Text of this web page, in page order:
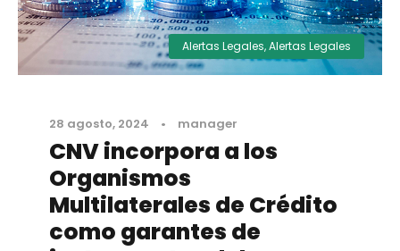
Alertas Legales,Alertas Legales
28 agosto, 2024 • manager
CNV incorpora a los
Organismos
Multilaterales de Crédito
como garantes de